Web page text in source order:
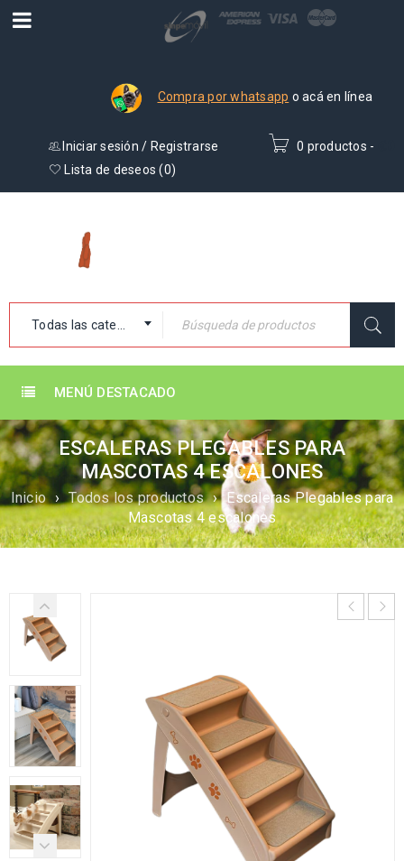
Compra por whatsapp o acá en línea
0 productos -
Iniciar sesión / Registrarse
Lista de deseos (0)
Todas las categorías
MENÚ DESTACADO
ESCALERAS PLEGABLES PARA
MASCOTAS 4 ESCALONES
Inicio › Todos los productos ›
Escaleras Plegables para
Mascotas 4 escalones